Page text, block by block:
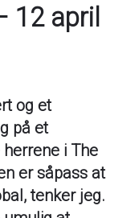
12 april
og et
på et
i The
er såpass at
tenker jeg.